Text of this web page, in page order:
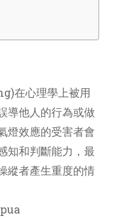
在心理學上被用
導他人的行為或做
燈效應的受害者會
知和判斷能力，最
縱者產生重度的情